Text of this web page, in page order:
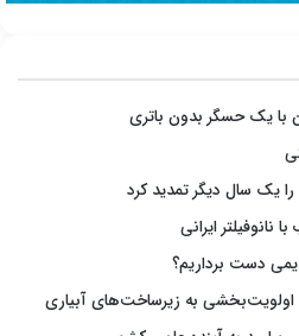
با یک حسگر بدون باتری
دست برداریم؟
اولویت‌بخشی به زیرساخت‌های آبیاری